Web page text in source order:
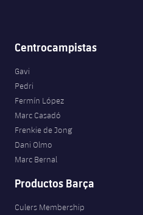
Centrocampistas
Gavi
Pedri
Fermín López
Marc Casadó
Frenkie de Jong
Dani Olmo
Marc Bernal
Productos Barça
Culers Membership